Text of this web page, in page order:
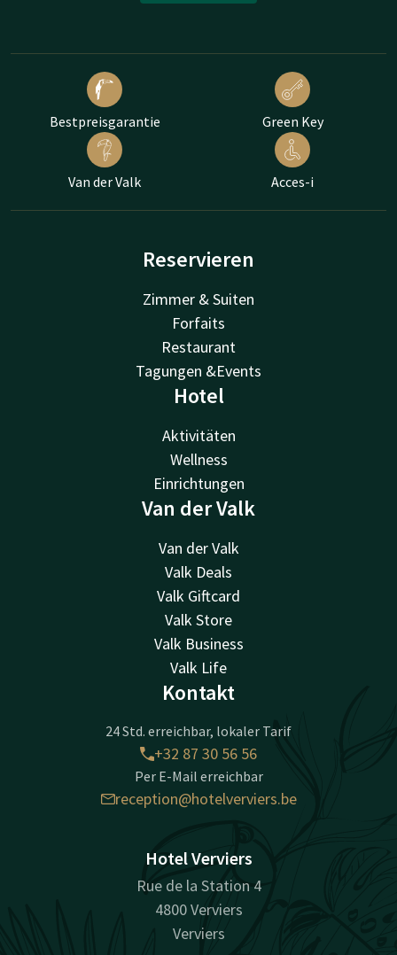
Bestpreisgarantie Green Key
Van der Valk Acces-i
Reservieren
Zimmer & Suiten
Forfaits
Restaurant
Tagungen &Events
Hotel
Aktivitäten
Wellness
Einrichtungen
Van der Valk
Van der Valk
Valk Deals
Valk Giftcard
Valk Store
Valk Business
Valk Life
Kontakt
24 Std. erreichbar, lokaler Tarif
+32 87 30 56 56
Per E-Mail erreichbar
reception@hotelverviers.be
Hotel Verviers
Rue de la Station 4
4800 Verviers
Verviers